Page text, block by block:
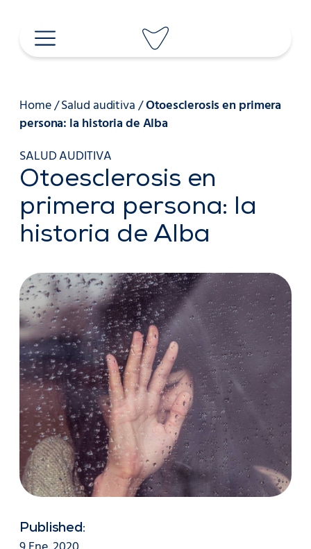
contenido
Home/Salud auditiva/Otoesclerosis en primera
persona: la historia de Alba
SALUD AUDITIVA
Otoesclerosis en
primera persona: la
historia de Alba
Published: